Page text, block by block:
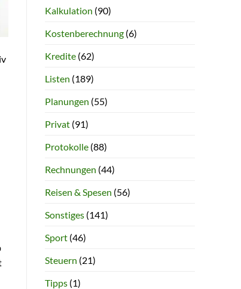
Kalkulation (90)
Kostenberechnung(6)
Kredite(62)
Listen (189)
Planungen (55)
Privat(91)
Protokolle(88)
Rechnungen (44)
Reisen & Spesen (56)
Sonstiges(141)
Sport(46)
Steuern (21)
Tipps(1)